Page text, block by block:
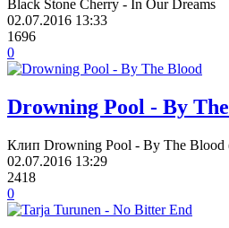
Black Stone Cherry - In Our Dreams
02.07.2016 13:33
1696
0
Drowning Pool - By
Клип Drowning Pool - By The Blood
02.07.2016 13:29
2418
0